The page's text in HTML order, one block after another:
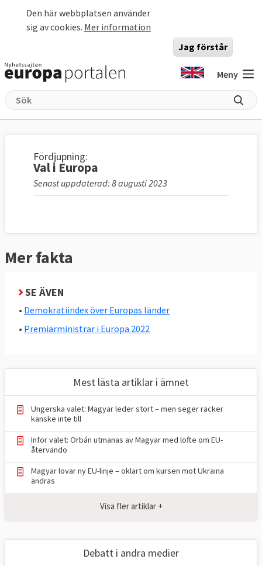
Den här webbplatsen använder
sig av cookies. Mer information
Jag förstår
Meny
Fördjupning:
Val i Europa
Senast uppdaterad: 8 augusti 2023
Mer fakta
SE ÄVEN
• Demokratiindex över Europas länder
• Premiärministrar i Europa 2022
Mest lästa artiklar i ämnet
Ungerska valet: Magyar leder stort – men seger räcker
kanske inte till
Inför valet: Orbán utmanas av Magyar med löfte om EU-
återvändo
Magyar lovar ny EU-linje – oklart om kursen mot Ukraina
ändras
Visa fler artiklar +
Debatt i andra medier